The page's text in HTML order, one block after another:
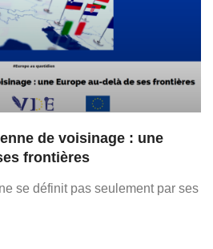
de voisinage : une
frontières
se définit pas seulement par ses